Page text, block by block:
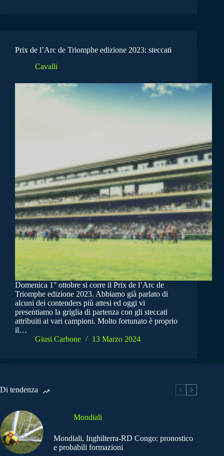
Prix de l’Arc de Triomphe edizione 2023: steccati
Cavalli
Domenica 1° ottobre si corre il Prix de l’Arc de
Triomphe edizione 2023. Abbiamo già parlato di
alcuni dei contenders più attesi ed oggi vi
presentiamo la griglia di partenza con gli steccati
attribuiti ai vari campioni. Molto fortunato è proprio
il…
Giusi Carbone
13 Marzo 2024
Di tendenza
Mondiali
Mondiali, Inghilterra-RD Congo: pronostico
e probabili formazioni